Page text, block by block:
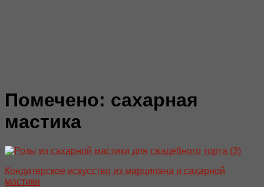
Помечено: сахарная
мастика
Кондитерское искусство из марципана и сахарной
мастики